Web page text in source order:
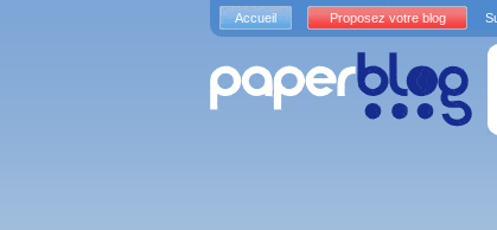
Accueil Proposez votre blog